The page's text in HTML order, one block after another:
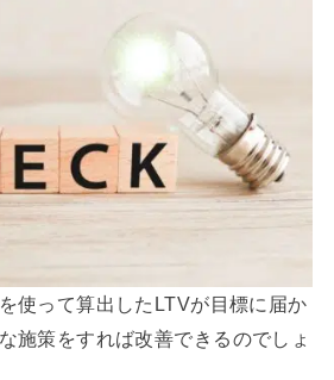
使って算出したLTVが目標に届か
施策をすれば改善できるのでしょ